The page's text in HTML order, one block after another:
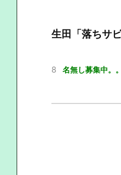
生田「落ちサ
8 名無し募集中。。